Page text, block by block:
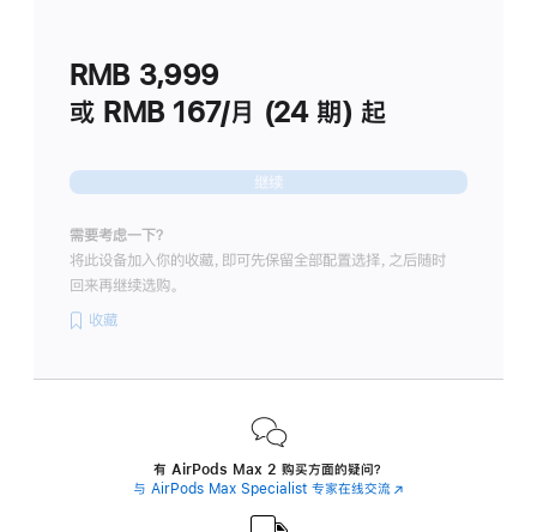
RMB 3,999
或 RMB 167/月 (24 期) 起
继续
需要考虑一下？
将此设备加入你的收藏，即可先保留全部配置选择，之后随时
回来再继续选购。
收藏
有 AirPods Max 2 购买方面的疑问？
与 AirPods Max Specialist 专家在线交流(在